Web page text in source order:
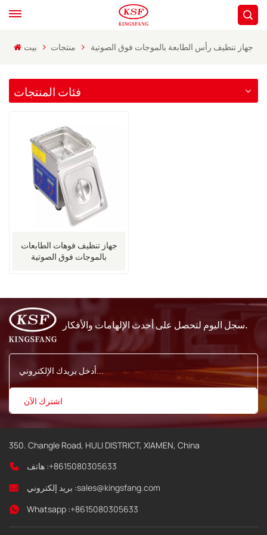
بيت منتجات جهاز تنظيف رأس الطابعة بالموجات فوق الصوتية
فئات المنتجات
جهاز تنظيف فوهات الطابعات
بالموجات فوق الصوتية
سجل اليوم لتحصل على أحدث الإلهامات والأفكار.
350. Changle Road, HULI DISTRICT, XIAMEN, China
هاتف :+8615080305633
بريد إلكتروني :sales@kingsfang.com
Whatsapp :+8615080305633